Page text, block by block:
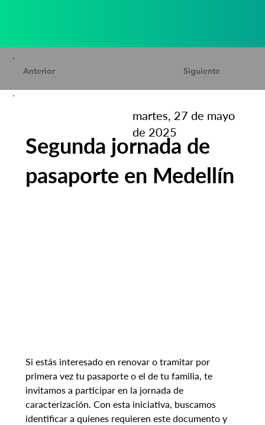
Siguiente
Anterior
martes, 27 de mayo
de 2025
Segunda jornada de
pasaporte en Medellín
Si estás interesado en renovar o tramitar por
primera vez tu pasaporte o el de tu familia, te
invitamos a participar en la jornada de
caracterización. Con esta iniciativa, buscamos
identificar a quienes requieren este documento y